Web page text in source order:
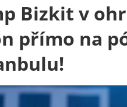
Bizkit v
přímo na